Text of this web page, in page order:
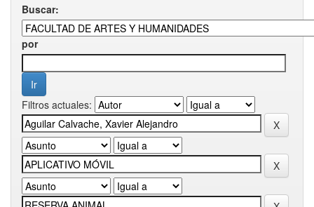
Buscar:
por
Filtros actuales: